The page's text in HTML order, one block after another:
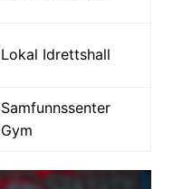
Lokal Idrettshall
Samfunnssenter
Gym